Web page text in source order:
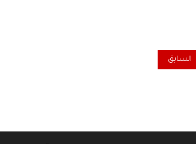
المقال السابق: تعزية منظمة الحزب في السويد برحيل المربي
السابق